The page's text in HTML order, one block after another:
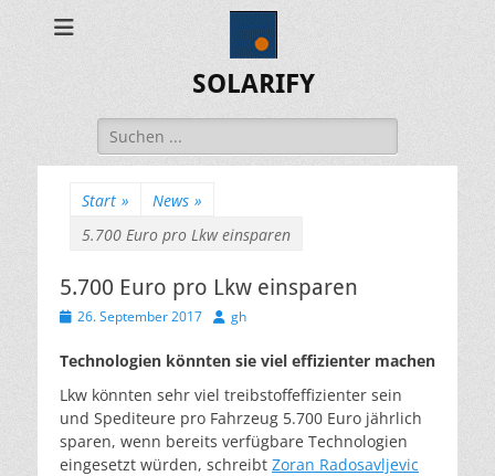
SOLARIFY
Suchen
nach:
Start » News »
5.700 Euro pro Lkw einsparen
5.700 Euro pro Lkw einsparen
Veröffentlicht
26. September 2017 Autor
gh
Technologien könnten sie viel effizienter machen
Lkw könnten sehr viel treibstoffeffizienter sein
und Spediteure pro Fahrzeug 5.700 Euro jährlich
sparen, wenn bereits verfügbare Technologien
eingesetzt würden, schreibt Zoran Radosavljevic